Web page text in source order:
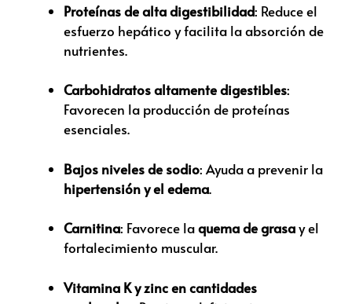
Proteínas de alta digestibilidad: Reduce el
esfuerzo hepático y facilita la absorción de
nutrientes.
Carbohidratos altamente digestibles:
Favorecen la producción de proteínas
esenciales.
Bajos niveles de sodio: Ayuda a prevenir la
hipertensión y el edema.
Carnitina: Favorece laquema de grasay el
fortalecimiento muscular.
Vitamina K y zinc en cantidades